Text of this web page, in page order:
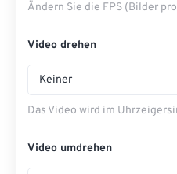
Ändern Sie die FPS (Bilder
Video drehen
Keiner
Das Video wird im
Video umdrehen